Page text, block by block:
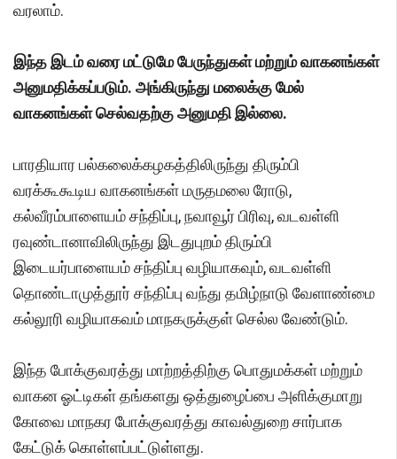
வரலாம்.
இந்த இடம் வரை மட்டுமே பேருந்துகள் மற்றும் வாகனங்கள்
அனுமதிக்கப்படும். அங்கிருந்து மலைக்கு மேல்
வாகனங்கள் செல்வதற்கு அனுமதி இல்லை.
பாரதியார பல்கலைக்கழகத்திலிருந்து திரும்பி
வரக்கூகூடிய வாகனங்கள் மருதமலை ரோடு,
கல்வீரம்பாளையம் சந்திப்பு, நவாவூர் பிரிவு, வடவள்ளி
ரவுண்டானாவிலிருந்து இடதுபுறம் திரும்பி
இடையர்பாளையம் சந்திப்பு வழியாகவும், வடவள்ளி
தொண்டாமுத்தூர் சந்திப்பு வந்து தமிழ்நாடு வேளாண்மை
கல்லூரி வழியாகவம் மாநகருக்குள் செல்ல வேண்டும்.
இந்த போக்குவரத்து மாற்றத்திற்கு பொதுமக்கள் மற்றும்
வாகன ஓட்டிகள் தங்களது ஒத்துழைப்பை அளிக்குமாறு
கோவை மாநகர போக்குவரத்து காவல்துறை சார்பாக
கேட்டுக் கொள்ளப்பட்டுள்ளது.